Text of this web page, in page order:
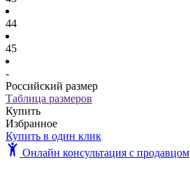
44
45
-
Российский размер
Таблица размеров
Купить
Избранное
Купить в один клик
Онлайн консультация с продавцом